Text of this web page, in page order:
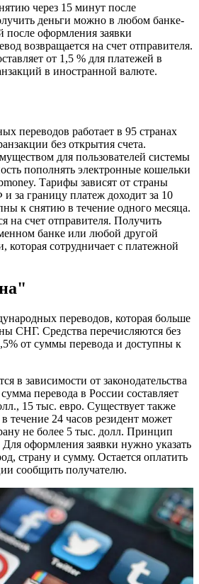
через 15 минут после
деньги можно в любом банке-
после оформления заявки
возвращается на счет отправителя.
от 1,5 % для платежей в
в иностранной валюте.
переводов работает в 95 странах
без открытия счета.
для пользователей системы
пополнять электронные кошельки
Тарифы зависят от страны
за границу платеж доходит за 10
к снятию в течение одного месяца.
на счет отправителя. Получить
банке или любой другой
которая сотрудничает с платежной
переводов, которая больше
СНГ. Средства перечисляются без
от суммы перевода и доступны к
в зависимости от законодательства
перевода в России составляет
15 тыс. евро. Существует также
течение 24 часов резидент может
не более 5 тыс. долл. Принцип
оформления заявки нужно указать
страну и сумму. Остается оплатить
сообщить получателю.